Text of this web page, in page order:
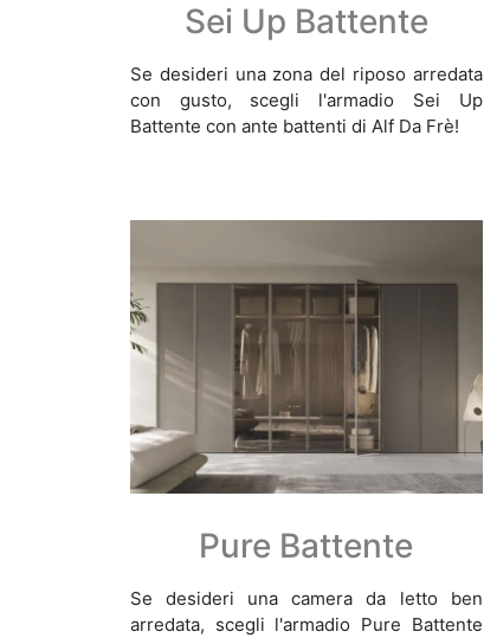
Sei Up Battente
Se desideri una zona del riposo arredata
con gusto, scegli l'armadio Sei Up
Battente con ante battenti di Alf Da Frè!
Pure Battente
Se desideri una camera da letto ben
arredata, scegli l'armadio Pure Battente